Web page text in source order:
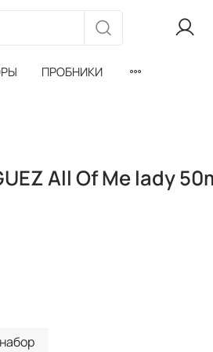
ПРОБНИКИ
All Of Me lady
набор